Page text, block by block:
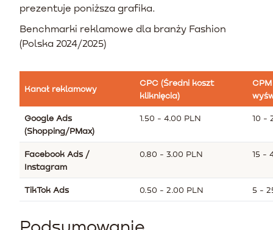
prezentuje poniższa grafika.
Benchmarki reklamowe dla branży Fashion
(Polska 2024/2025)
Kanał reklamowy
CPC (Średni koszt
kliknięcia)
Google Ads
(Shopping/PMax)
1.50 - 4.00 PLN 10 -
Facebook Ads /
Instagram
0.80 - 3.00 PLN 15 -
TikTok Ads 0.50 - 2.00 PLN 5 -